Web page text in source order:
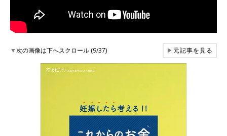
▼次の画像は下へスクロール (9/37) ▶元記事を見る